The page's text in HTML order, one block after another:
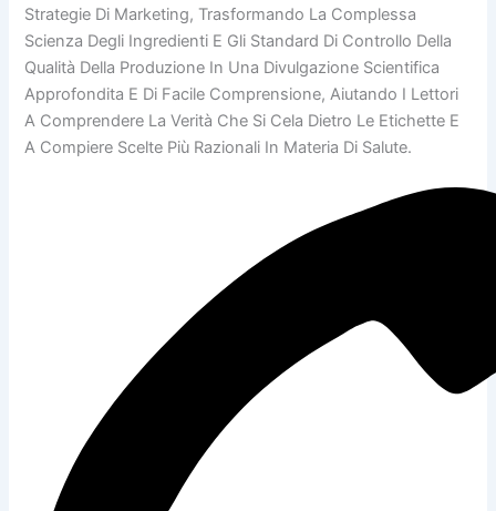
Strategie Di Marketing, Trasformando La Complessa
Scienza Degli Ingredienti E Gli Standard Di Controllo Della
Qualità Della Produzione In Una Divulgazione Scientifica
Approfondita E Di Facile Comprensione, Aiutando I Lettori
A Comprendere La Verità Che Si Cela Dietro Le Etichette E
A Compiere Scelte Più Razionali In Materia Di Salute.